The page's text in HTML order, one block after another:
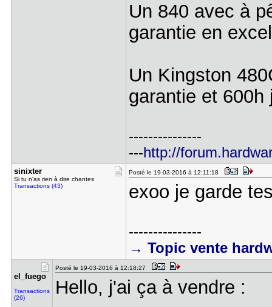
Un 840 avec à
garantie en
Un Kingston
garantie et 600h
---------------
---http://
sinixter
Si tu n'as rien à dire chantes
Transactions (43)
Posté le 19-03-2016 à 12:11:18
exoo je garde
---------------
→ Topic vente
el_fuego
Transactions
(26)
Posté le 19-03-2016 à 12:18:27
Hello, j'ai ça à vendre :